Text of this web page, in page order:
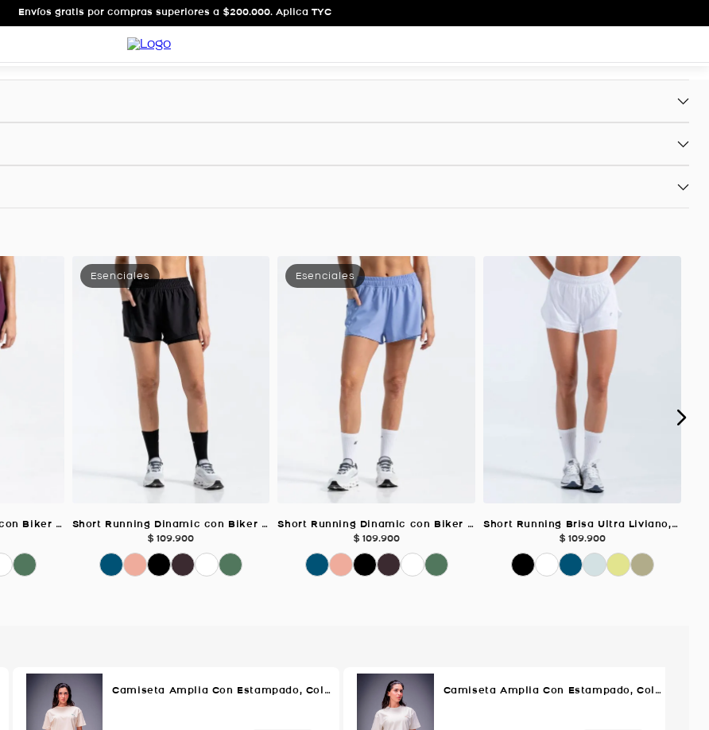
Envíos gratis por compras superiores a $200.000. Aplica TYC
Short Running Dinamic con Biker Interno, Color Uva Para Mujer
Short Running Dinamic con Biker Interno, Color Negro Para Mujer
$ 109.900
Short Running Dinamic con Biker Interno, Color Azul Lavanda Para Mujer
$ 109.900
Short Running Brisa Ultra Liviano, Color Blanco Para Mujer
$ 109.900
Camiseta Amplia Con Estampado, Color MELON Para Mujer Camiseta Amplia Con Estampado, Color MARFIL Para Mujer